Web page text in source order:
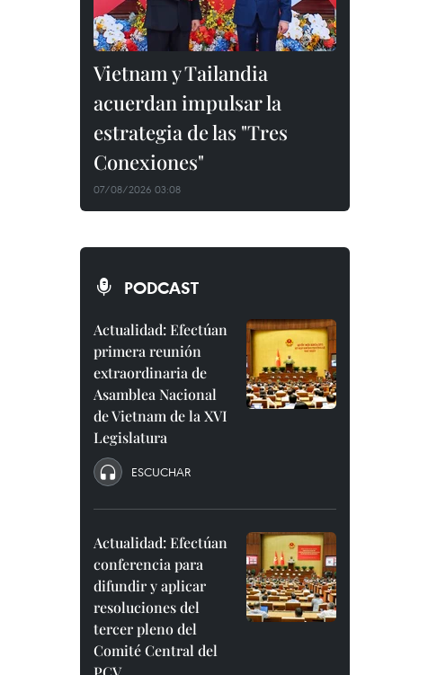
Vietnam y Tailandia
acuerdan impulsar la
estrategia de las "Tres
Conexiones"
07/08/2026 03:08
PODCAST
Actualidad: Efectúan
primera reunión
extraordinaria de
Asamblea Nacional
de Vietnam de la XVI
Legislatura
ESCUCHAR
Actualidad: Efectúan
conferencia para
difundir y aplicar
resoluciones del
tercer pleno del
Comité Central del